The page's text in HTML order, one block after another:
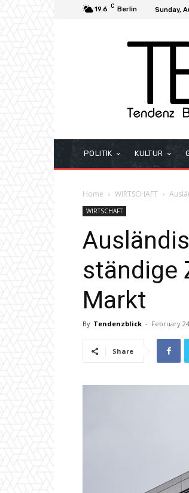
19.6 C Berlin Sunday,
POLITIK KULTUR
Home WIRTSCHAFT
WIRTSCHAFT
ständige
Markt
By Tendenzblick - February
Share